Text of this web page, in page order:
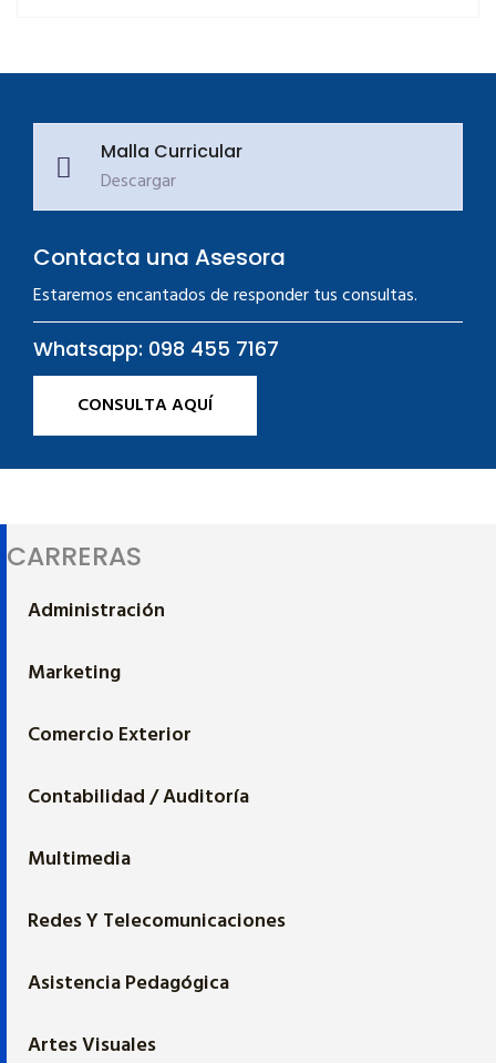
Malla Curricular
Descargar
Contacta una Asesora
Estaremos encantados de responder tus consultas.
Whatsapp: 098 455 7167
CONSULTA AQUÍ
CARRERAS
Administración
Marketing
Comercio Exterior
Contabilidad / Auditoría
Multimedia
Redes Y Telecomunicaciones
Asistencia Pedagógica
Artes Visuales